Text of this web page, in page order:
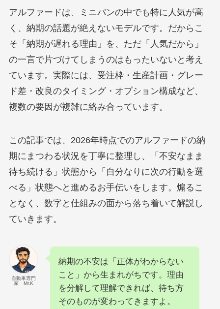
アルファードは、ミニバンの中でも特に人気が高
く、納期の話題が絶えないモデルです。だからこ
そ「納期が遅れる理由」を、ただ「人気だから」
の一言で片づけてしまうのはもったいないと考え
ています。実際には、受注枠・生産計画・グレー
ド差・改良のタイミング・オプション構成など、
複数の要因が複雑に絡み合っています。
この記事では、2026年時点でのアルファードの納
期にまつわる状況を丁寧に整理し、「不安なまま
待ち続ける」状態から「自分なりに次の行動を選
べる」状態へと進めるお手伝いをします。煽るこ
となく、数字と仕組みの面から落ち着いて解説し
ていきます。
自動車専門
家 Mr.K
納期の不安は「正体がわからない
こと」から生まれがちです。理由
を分解して理解できれば、待ち方
そのものが変わってきますよ。